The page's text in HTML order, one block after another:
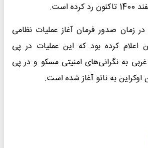
است.
زمان صدور فرمان آغاز عملیات نظامی
اعلام کرده بود که این عملیات در پی
به نگرانی‌های امنیتی مسکو و در پی
به ناتو آغاز شده است.